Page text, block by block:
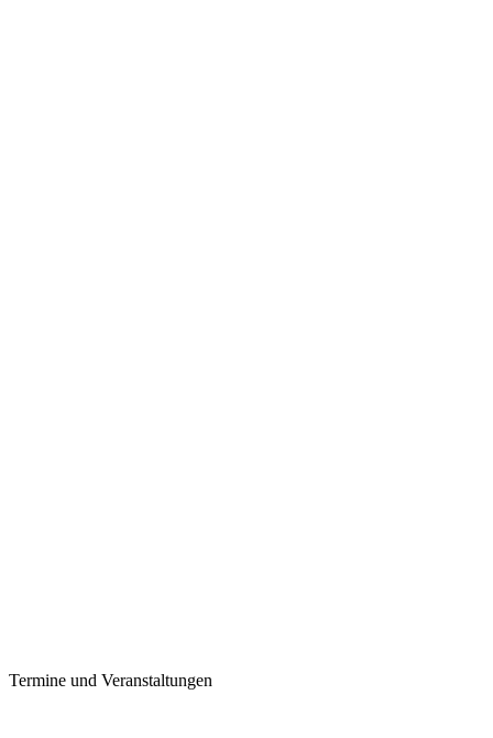
Termine und Veranstaltungen